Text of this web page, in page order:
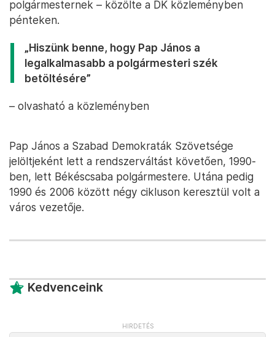
polgármesternek – közölte a DK közleményben
pénteken.
„Hiszünk benne, hogy Pap János a
legalkalmasabb a polgármesteri szék
betöltésére”
– olvasható a közleményben
Pap János a Szabad Demokraták Szövetsége
jelöltjeként lett a rendszerváltást követően, 1990-
ben, lett Békéscsaba polgármestere. Utána pedig
1990 és 2006 között négy cikluson keresztül volt a
város vezetője.
Kedvenceink